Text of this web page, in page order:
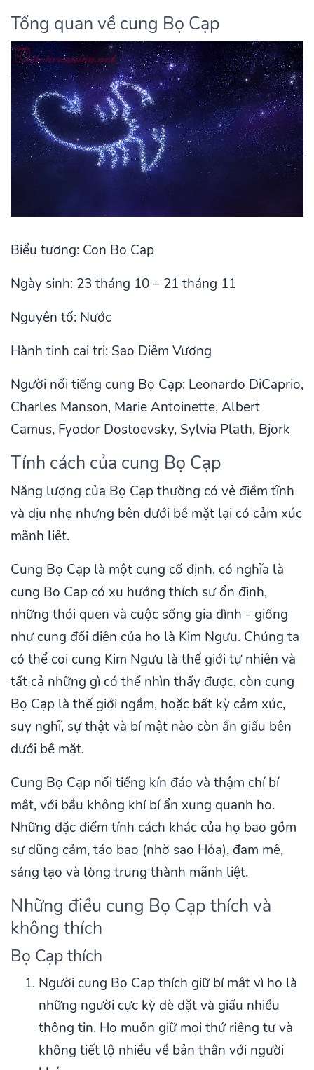
Tổng quan về cung Bọ Cạp
Biểu tượng: Con Bọ Cạp
Ngày sinh: 23 tháng 10 – 21 tháng 11
Nguyên tố: Nước
Hành tinh cai trị: Sao Diêm Vương
Người nổi tiếng cung Bọ Cạp: Leonardo DiCaprio,
Charles Manson, Marie Antoinette, Albert
Camus, Fyodor Dostoevsky, Sylvia Plath, Bjork
Tính cách của cung Bọ Cạp
Năng lượng của Bọ Cạp thường có vẻ điềm tĩnh
và dịu nhẹ nhưng bên dưới bề mặt lại có cảm xúc
mãnh liệt.
Cung Bọ Cạp là một cung cố định, có nghĩa là
cung Bọ Cạp có xu hướng thích sự ổn định,
những thói quen và cuộc sống gia đình - giống
như cung đối diện của họ là Kim Ngưu. Chúng ta
có thể coi cung Kim Ngưu là thế giới tự nhiên và
tất cả những gì có thể nhìn thấy được, còn cung
Bọ Cạp là thế giới ngầm, hoặc bất kỳ cảm xúc,
suy nghĩ, sự thật và bí mật nào còn ẩn giấu bên
dưới bề mặt.
Cung Bọ Cạp nổi tiếng kín đáo và thậm chí bí
mật, với bầu không khí bí ẩn xung quanh họ.
Những đặc điểm tính cách khác của họ bao gồm
sự dũng cảm, táo bạo (nhờ sao Hỏa), đam mê,
sáng tạo và lòng trung thành mãnh liệt.
Những điều cung Bọ Cạp thích và
không thích
Bọ Cạp thích
Người cung Bọ Cạp thích giữ bí mật vì họ là
những người cực kỳ dè dặt và giấu nhiều
thông tin. Họ muốn giữ mọi thứ riêng tư và
không tiết lộ nhiều về bản thân với người